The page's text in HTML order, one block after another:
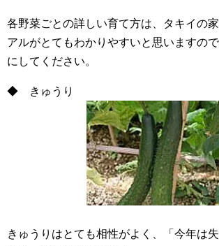
各野菜ごとの詳しい育て方は、タキイの
アルがとてもわかりやすいと思いますの
にしてください。
◆ きゅうり
きゅうりはとても相性がよく、「今年は失